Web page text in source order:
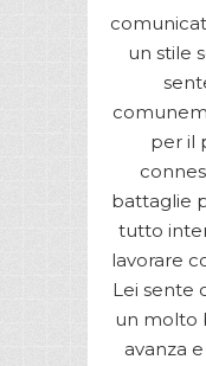
un stile
per il
battaglie
tutto
lavorare
Lei sente
un molto
avanza